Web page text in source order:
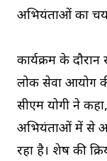
अभियंताओं का
कार्यक्रम के
लोक सेवा आयोग
सीएम योगी ने
अभियंताओं में से
रहा है। शेष की